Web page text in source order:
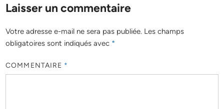
Laisser un commentaire
Votre adresse e-mail ne sera pas publiée. Les champs
obligatoires sont indiqués avec *
COMMENTAIRE *